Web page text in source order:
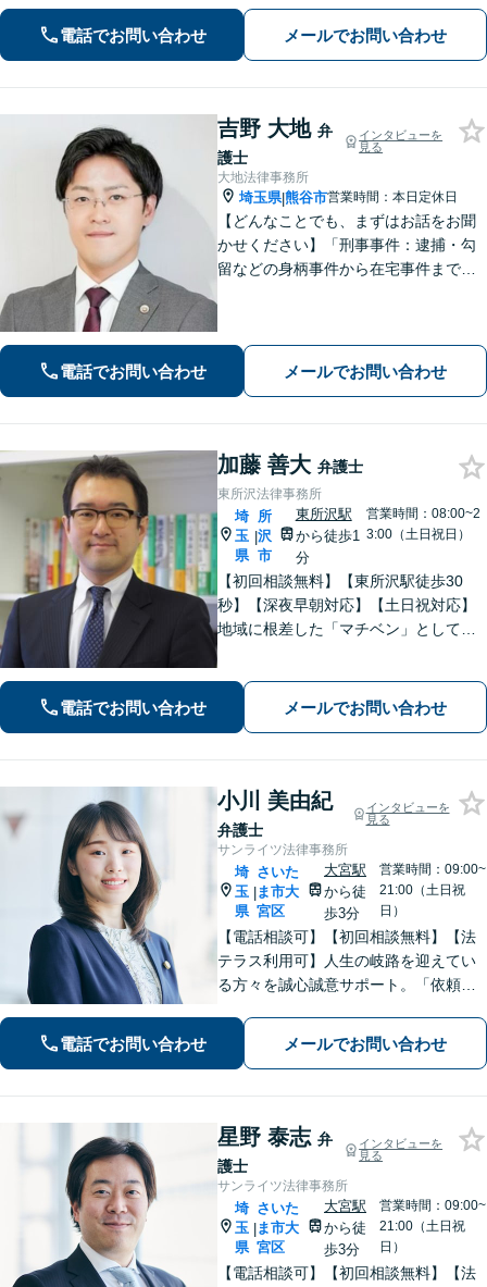
電話でお問い合わせ メールでお問い合わせ
吉野 大地 弁
護士
インタビューを
見る
大地法律事務所
埼玉県|熊谷市営業時間：本日定休日
【どんなことでも、まずはお話をお聞
かせください】「刑事事件：逮捕・勾
留などの身柄事件から在宅事件まで、
電話でお問い合わせ メールでお問い合わせ
加藤 善大 弁護士
東所沢法律事務所
埼
玉
県
|
所
沢
市
東所沢駅
から徒歩1
分
営業時間：08:00~2
3:00（土日祝日）
【初回相談無料】【東所沢駅徒歩30
秒】【深夜早朝対応】【土日祝対応】
地域に根差した「マチベン」として、
も承ります。リーズナブルな料金体系
をご提供しています。
電話でお問い合わせ メールでお問い合わせ
小川 美由紀
弁護士
インタビューを
見る
サンライツ法律事務所
埼
玉
県
|
さいた
ま市大
宮区
大宮駅
から徒
歩3分
営業時間：09:00~
21:00（土日祝
日）
【電話相談可】【初回相談無料】【法
テラス利用可】人生の岐路を迎えてい
る方々を誠心誠意サポート。「依頼者
女問題／借金問題／相続／企業法務／
刑事事件／交通事故／労働問題など、
電話でお問い合わせ メールでお問い合わせ
星野 泰志 弁
護士
インタビューを
見る
サンライツ法律事務所
埼
玉
県
|
さいた
ま市大
宮区
大宮駅
から徒
歩3分
営業時間：09:00~
21:00（土日祝
日）
【電話相談可】【初回相談無料】【法